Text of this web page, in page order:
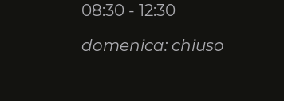
08:30 - 12:30
domenica: chiuso